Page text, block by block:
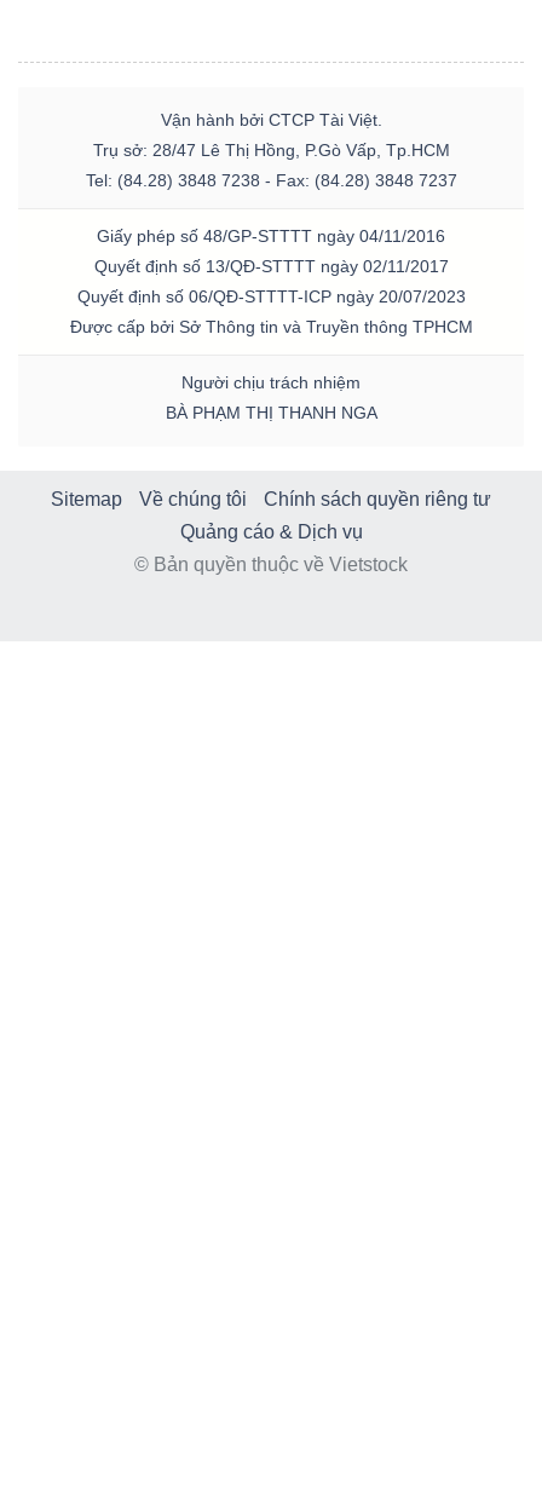
Vận hành bởi CTCP Tài Việt.
Trụ sở: 28/47 Lê Thị Hồng, P.Gò Vấp, Tp.HCM
Tel: (84.28) 3848 7238 - Fax: (84.28) 3848 7237
Giấy phép số 48/GP-STTTT ngày 04/11/2016
Quyết định số 13/QĐ-STTTT ngày 02/11/2017
Quyết định số 06/QĐ-STTTT-ICP ngày 20/07/2023
Được cấp bởi Sở Thông tin và Truyền thông TPHCM
Người chịu trách nhiệm
BÀ PHẠM THỊ THANH NGA
Sitemap Về chúng tôi
Chính sách quyền riêng tư
Quảng cáo & Dịch vụ
© Bản quyền thuộc về Vietstock